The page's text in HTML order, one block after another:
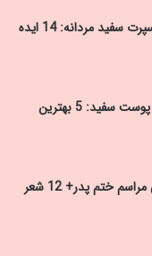
لباس مجلسی با کفش اسپرت سفید مردانه: 14 ایده
رنگ پیراهن مردانه برای پوست سفید: 5 بهترین
24 بهترین متن سخنرانی مراسم ختم پدر+ 12 شعر